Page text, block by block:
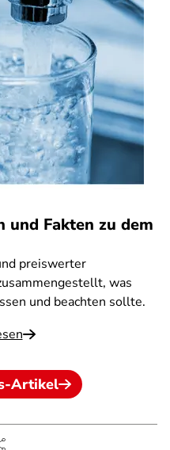
und Fakten zu dem
preiswerter
was
und beachten sollte.
Artikel